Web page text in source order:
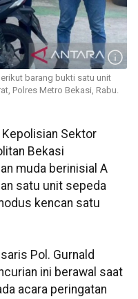
barang bukti satu unit
Polres Metro Bekasi, Rabu.
Kepolisian Sektor
Bekasi
muda berinisial A
satu unit sepeda
kencan satu
Pol. Gurnald
ini berawal saat
acara peringatan